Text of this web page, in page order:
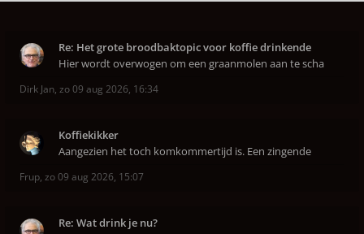
Re: Het grote broodbaktopic voor koffie drinkende
Hier wordt overwogen om een graanmolen aan te scha
Dirk Jan, zo 09 aug 2026, 16:34
Koffiekikker
Aangezien het toch komkommertijd is. Een zingende
Frup, zo 09 aug 2026, 15:07
Re: Wat drink je nu?